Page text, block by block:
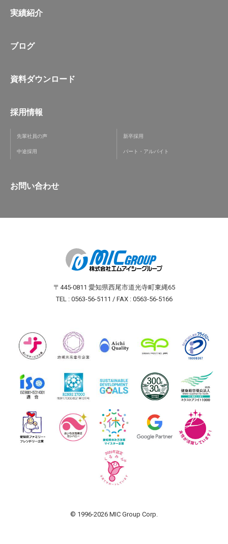
実績紹介
ブログ
資料ダウンロード
採用情報
先輩社員の声 新卒採用
中途採用 パート・アルバイト
お問い合わせ
〒445-0811 愛知県西尾市道光寺町東縄65
TEL : 0563-56-5111 / FAX : 0563-56-5166
© 1996-2026 MIC Group Corp.